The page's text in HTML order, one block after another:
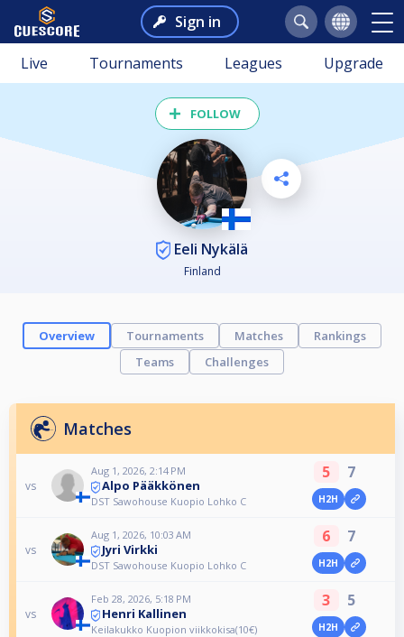
Sign in
Live Tournaments Leagues Upgrade
FOLLOW
Eeli Nykälä
Finland
Overview Tournaments Matches
Rankings
Teams
Challenges
Matches
vs
Aug 1, 2026, 2:14 PM
Alpo Pääkkönen
DST Sawohouse Kuopio Lohko C
5 7
H2H
vs
Aug 1, 2026, 10:03 AM
Jyri Virkki
DST Sawohouse Kuopio Lohko C
6 7
H2H
vs
Feb 28, 2026, 5:18 PM
Henri Kallinen
Keilakukko Kuopion viikkokisa(10€)
3 5
H2H